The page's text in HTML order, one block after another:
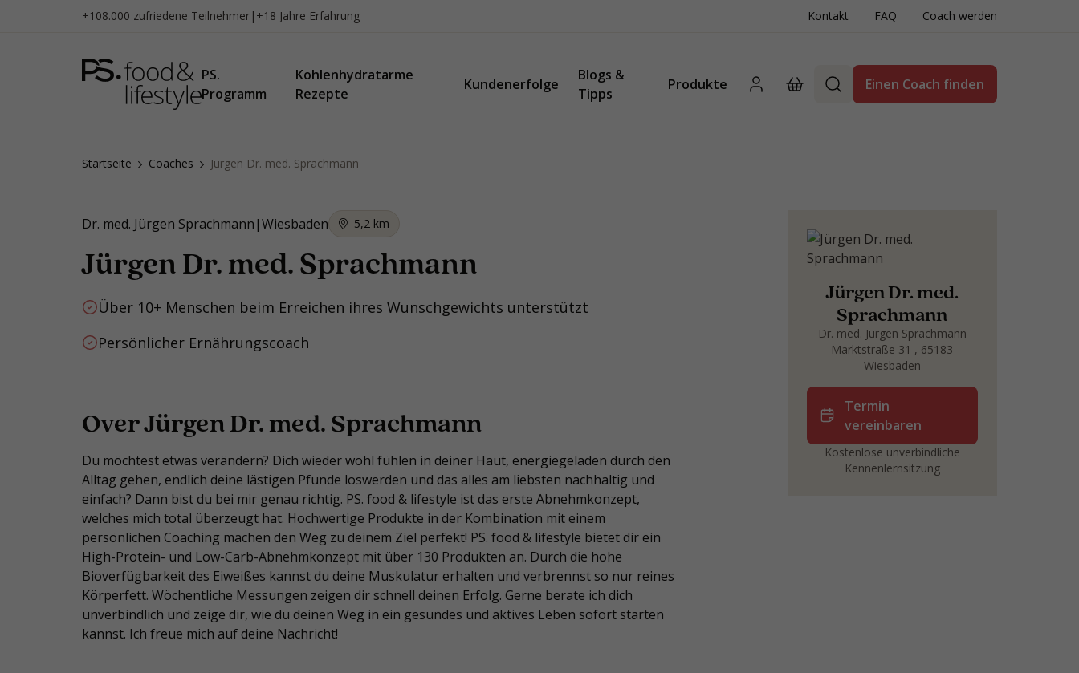
+108.000 zufriedene Teilnehmer | +18 Jahre Erfahrung Kontakt FAQ Coach werden
PS.
Programm
Kohlenhydratarme
Rezepte
Kundenerfolge
Blogs &
Tipps
Produkte Einen Coach finden
Startseite Coaches Jürgen Dr. med. Sprachmann
Dr. med. Jürgen Sprachmann|Wiesbaden 5,2 km
Jürgen Dr. med. Sprachmann
Über 10+ Menschen beim Erreichen ihres Wunschgewichts unterstützt
Persönlicher Ernährungscoach
Over Jürgen Dr. med. Sprachmann
Du möchtest etwas verändern? Dich wieder wohl fühlen in deiner Haut, energiegeladen durch den
Alltag gehen, endlich deine lästigen Pfunde loswerden und das alles am liebsten nachhaltig und
einfach? Dann bist du bei mir genau richtig. PS. food & lifestyle ist das erste Abnehmkonzept,
welches mich total überzeugt hat. Hochwertige Produkte in der Kombination mit einem
persönlichen Coaching machen den Weg zu deinem Ziel perfekt! PS. food & lifestyle bietet dir ein
High-Protein- und Low-Carb-Abnehmkonzept mit über 130 Produkten an. Durch die hohe
Bioverfügbarkeit des Eiweißes kannst du deine Muskulatur erhalten und verbrennst so nur reines
Körperfett. Wöchentliche Messungen zeigen dir schnell deinen Erfolg. Gerne berate ich dich
unverbindlich und zeige dir, wie du deinen Weg in ein gesundes und aktives Leben sofort starten
kannst. Ich freue mich auf deine Nachricht!
Jürgen Dr. med.
Sprachmann
Dr. med. Jürgen Sprachmann
Marktstraße 31 , 65183
Wiesbaden
Termin
vereinbaren
Kostenlose unverbindliche
Kennenlernsitzung